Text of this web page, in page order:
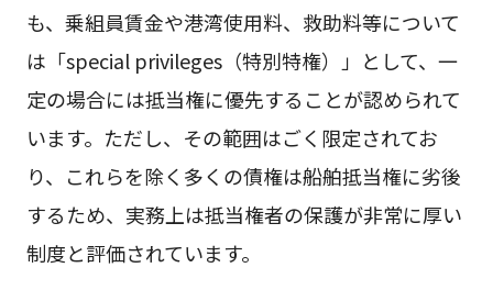
も、乗組員賃金や港湾使用料、救助料等について
は「special privileges（特別特権）」として、一
定の場合には抵当権に優先することが認められて
います。ただし、その範囲はごく限定されてお
り、これらを除く多くの債権は船舶抵当権に劣後
するため、実務上は抵当権者の保護が非常に厚い
制度と評価されています。